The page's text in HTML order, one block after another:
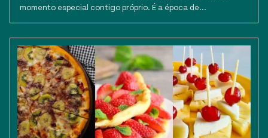
momento especial contigo próprio. É a época de...